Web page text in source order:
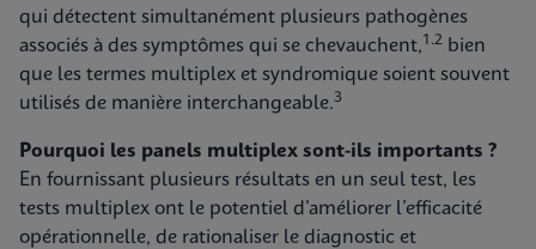
qui détectent simultanément plusieurs pathogènes
associés à des symptômes qui se chevauchent,1.2 bien
que les termes multiplex et syndromique soient souvent
utilisés de manière interchangeable.3
Pourquoi les panels multiplex sont-ils importants ?
En fournissant plusieurs résultats en un seul test, les
tests multiplex ont le potentiel d’améliorer l’efficacité
opérationnelle, de rationaliser le diagnostic et